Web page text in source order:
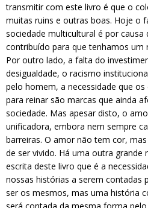
transmitir com este livro é que o
muitas ruins e outras boas. Hoje o
sociedade multicultural é por
contribuído para que tenhamos
Por outro lado, a falta do
desigualdade, o racismo
pelo homem, a necessidade que
para reinar são marcas que ainda
sociedade. Mas apesar disto, o
unificadora, embora nem sempre
barreiras. O amor não tem cor,
de ser vivido. Há uma outra grande
escrita deste livro que é a
nossas histórias a serem contadas
ser os mesmos, mas uma história